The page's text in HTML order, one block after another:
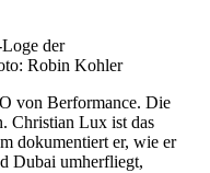
der
Robin Kohler
von Berformance. Die
Christian Lux ist das
dokumentiert er, wie er
Dubai umherfliegt,